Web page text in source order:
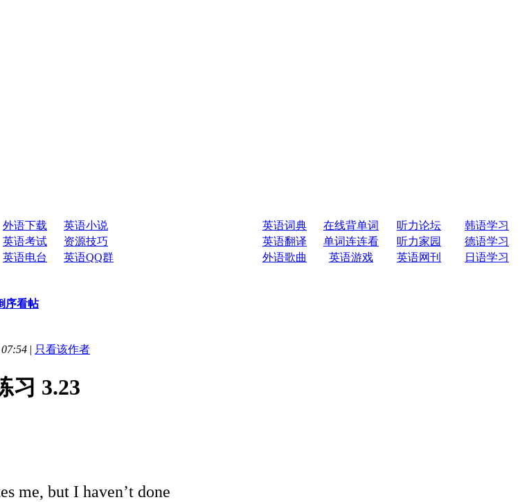
外语下载 英语小说 英语词典 在线背单词 听力论坛
韩语学习
英语考试 资源技巧 英语翻译 单词连连看 听力家园
德语学习
英语电台 英语QQ群 外语歌曲 英语游戏 英语网刊
日语学习
序看帖
| 只看该作者
习 3.23
me, but I haven’t done